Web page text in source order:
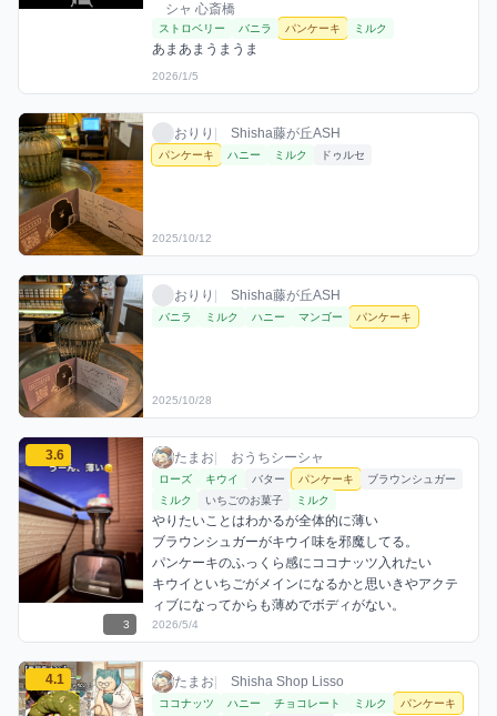
シャ 心斎橋
ストロベリー バニラ パンケーキ ミルク
あまあまうまうま
2026/1/5
おりりのパンケーキミックスを見る
おりり / お店シーシャ / 2025年10月12日
おりり | Shisha藤が丘ASH
利用フレーバー
パンケーキ ハニー ミルク ドゥルセ
2025/10/12
おりりのパンケーキミックスを見る
おりり / お店シーシャ / 2025年10月28日
おりり | Shisha藤が丘ASH
利用フレーバー
バニラ ミルク ハニー マンゴー パンケーキ
2025/10/28
たまおのパンケーキミックスを見る
3.6
3
たまお / おうちシーシャ / 2026年5月4日
たまお| おうちシーシャ
利用フレーバー
ローズ キウイ バター パンケーキ
ブラウンシュガー
ミルク
いちごのお菓子 ミルク
コメント
やりたいことはわかるが全体的に薄い
ブラウンシュガーがキウイ味を邪魔してる。
パンケーキのふっくら感にココナッツ入れたい
キウイといちごがメインになるかと思いきやアクテ
ィブになってからも薄めでボディがない。
評価
2026/5/4
たまおのパンケーキミックスを見る
4.1 たまお / お店シーシャ / 2026年5月11日
たまお| Shisha Shop Lisso
利用フレーバー
ココナッツ ハニー チョコレート ミルク
パンケーキ
コメント
評価